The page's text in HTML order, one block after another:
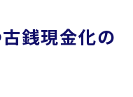
銭現金化の